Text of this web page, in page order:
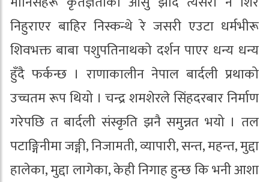
निहुराएर बाहिर निस्कन्थे रे जसरी एउटा धर्मभीरू
शिवभक्त बाबा पशुपतिनाथको दर्शन पाएर धन्य धन्य
हुँदै फर्कन्छ । राणाकालीन नेपाल बार्दली प्रथाको
उच्चतम रूप थियो । चन्द्र शमशेरले सिंहदरबार निर्माण
गरेपछि त बार्दली संस्कृति झनै समुन्नत भयो । तल
पटाङ्गिनीमा जङ्गी, निजामती, व्यापारी, सन्त, महन्त, मुद्दा
हालेका, मुद्दा लागेका, केही निगाह हुन्छ कि भनी आशा